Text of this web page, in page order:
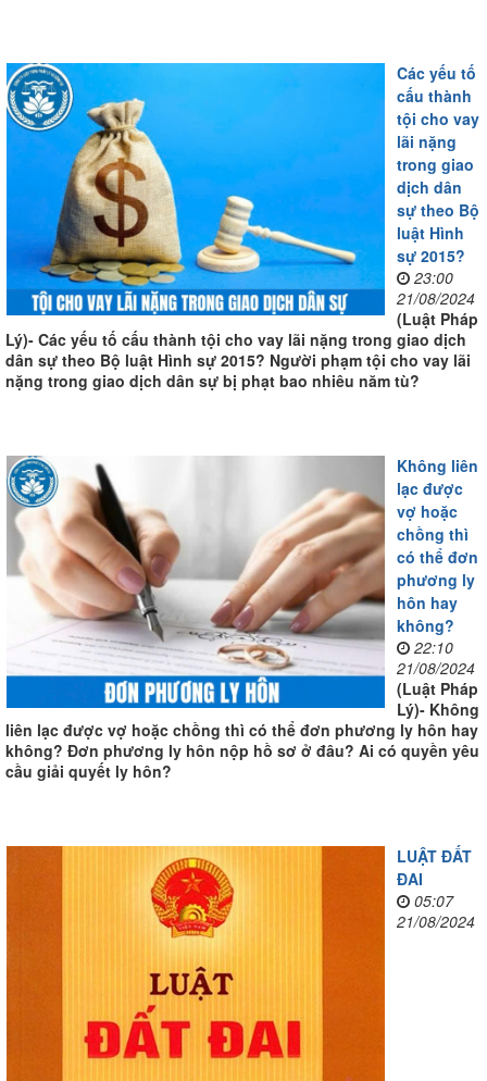
Các yếu tố
cấu thành
tội cho vay
lãi nặng
trong giao
dịch dân
sự theo Bộ
luật Hình
sự 2015?
23:00
21/08/2024
(Luật Pháp
Lý)- Các yếu tố cấu thành tội cho vay lãi nặng trong giao dịch
dân sự theo Bộ luật Hình sự 2015? Người phạm tội cho vay lãi
nặng trong giao dịch dân sự bị phạt bao nhiêu năm tù?
Không liên
lạc được
vợ hoặc
chồng thì
có thể đơn
phương ly
hôn hay
không?
22:10
21/08/2024
(Luật Pháp
Lý)- Không
liên lạc được vợ hoặc chồng thì có thể đơn phương ly hôn hay
không? Đơn phương ly hôn nộp hồ sơ ở đâu? Ai có quyền yêu
cầu giải quyết ly hôn?
LUẬT ĐẤT
ĐAI
05:07
21/08/2024